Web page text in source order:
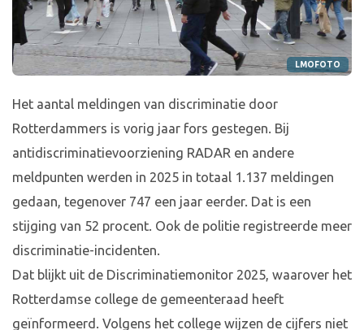
LMOFOTO
Het aantal meldingen van discriminatie door
Rotterdammers is vorig jaar fors gestegen. Bij
antidiscriminatievoorziening RADAR en andere
meldpunten werden in 2025 in totaal 1.137 meldingen
gedaan, tegenover 747 een jaar eerder. Dat is een
stijging van 52 procent. Ook de politie registreerde meer
discriminatie-incidenten.
Dat blijkt uit de Discriminatiemonitor 2025, waarover het
Rotterdamse college de gemeenteraad heeft
geïnformeerd. Volgens het college wijzen de cijfers niet